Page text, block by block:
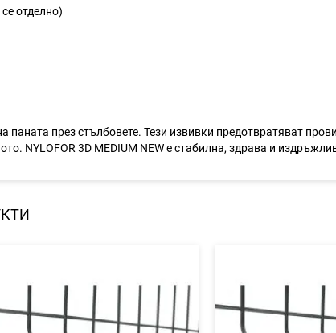
отделно)
паната през стълбовете. Тези извивки предотвратяват
NYLOFOR 3D MEDIUM NEW е стабилна, здрава и